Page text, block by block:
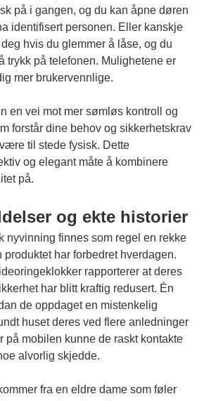
på i gangen, og du kan åpne døren
identifisert personen. Eller kanskje
hvis du glemmer å låse, og du
trykk på telefonen. Mulighetene er
mer brukervennlige.
en vei mot mer sømløs kontroll og
forstår dine behov og sikkerhetskrav
til stede fysisk. Dette
og elegant måte å kombinere
på.
og ekte historier
nyvinning finnes som regel en rekke
produktet har forbedret hverdagen.
rapporterer at deres
har blitt kraftig redusert. Én
de oppdaget en mistenkelig
huset deres ved flere anledninger
på mobilen kunne de raskt kontakte
alvorlig skjedde.
fra en eldre dame som føler